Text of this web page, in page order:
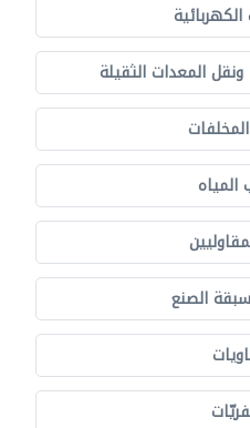
ونقل المعدات الثقيلة
الصنع